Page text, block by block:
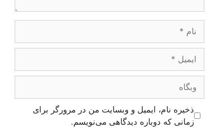
وبگاه
ذخیره نام، ایمیل و وبسایت من در مرورگر برای
زمانی که دوباره دیدگاهی می‌نویسم.